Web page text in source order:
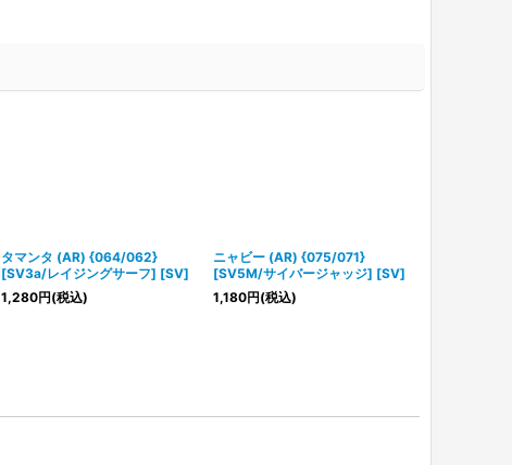
タマンタ (AR) {064/062}
[SV3a/レイジングサーフ] [SV]
1,280円(税込)
ニャビー (AR) {075/071}
[SV5M/サイバージャッジ] [SV]
1,180円(税込)